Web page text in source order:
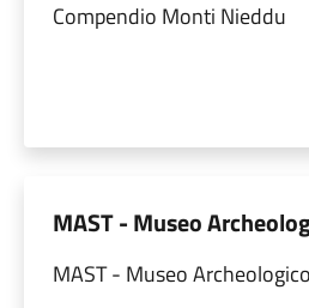
Compendio Monti Nieddu
MAST - Museo
MAST - Museo